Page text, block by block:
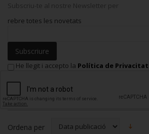
Subscriu-te al nostre Newsletter per
rebre totes les novetats
Subscriure
He llegit i accepto la Política de Privacitat
Ordena per